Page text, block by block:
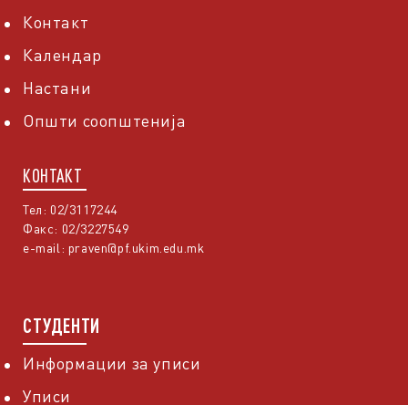
Контакт
Календар
Настани
Општи соопштенија
КОНТАКТ
Тел: 02/3117244
Факс: 02/3227549
e-mail: praven@pf.ukim.edu.mk
СТУДЕНТИ
Информации за уписи
Уписи